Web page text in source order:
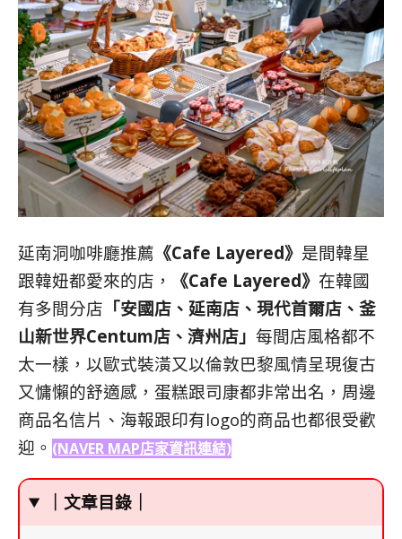
延南洞咖啡廳推薦 《Cafe Layered》 是間韓星
跟韓妞都愛來的店，
《Cafe Layered》 在韓國
有多間分店 「安國店、延南店、現代首爾店、釜
山新世界Centum店、濟州店」 每間店風格都不
太一樣，以歐式裝潢又以倫敦巴黎風情呈現復古
又慵懶的舒適感，蛋糕跟司康都非常出名，周邊
商品名信片、海報跟印有logo的商品也都很受歡
迎。 (NAVER MAP店家資訊連結)
｜文章目錄｜